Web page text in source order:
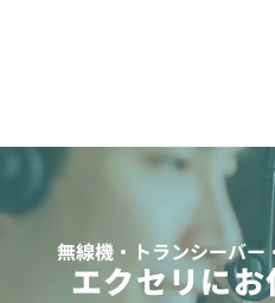
無線機・トランシーバ
エクセリに